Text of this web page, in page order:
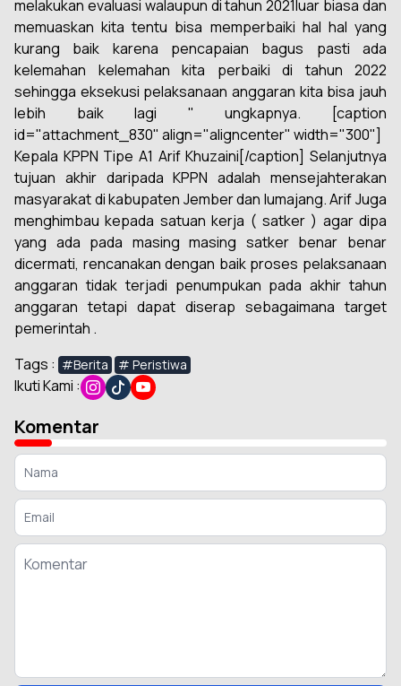
melakukan evaluasi walaupun di tahun 2021luar biasa dan
memuaskan kita tentu bisa memperbaiki hal hal yang
kurang baik karena pencapaian bagus pasti ada
kelemahan kelemahan kita perbaiki di tahun 2022
sehingga eksekusi pelaksanaan anggaran kita bisa jauh
lebih baik lagi " ungkapnya. [caption
id="attachment_830" align="aligncenter" width="300"]
Kepala KPPN Tipe A1 Arif Khuzaini[/caption] Selanjutnya
tujuan akhir daripada KPPN adalah mensejahterakan
masyarakat di kabupaten Jember dan lumajang. Arif Juga
menghimbau kepada satuan kerja ( satker ) agar dipa
yang ada pada masing masing satker benar benar
dicermati, rencanakan dengan baik proses pelaksanaan
anggaran tidak terjadi penumpukan pada akhir tahun
anggaran tetapi dapat diserap sebagaimana target
pemerintah .
Tags : #Berita # Peristiwa
Ikuti Kami :
Komentar